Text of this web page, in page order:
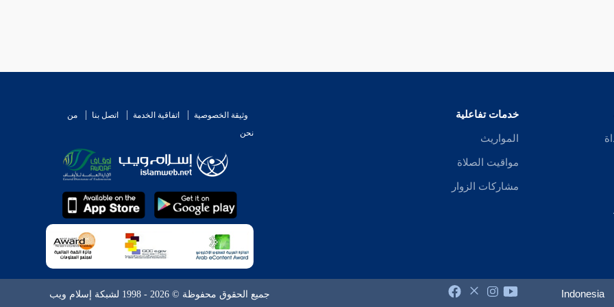
خدمات تفاعلية
المواريث
مواقيت الصلاة
مشاركات الزوار
وثيقة الخصوصية اتفاقية الخدمة اتصل بنا
من
نحن
Indonesia جميع الحقوق محفوظة © 2026 - 1998 لشبكة إسلام ويب